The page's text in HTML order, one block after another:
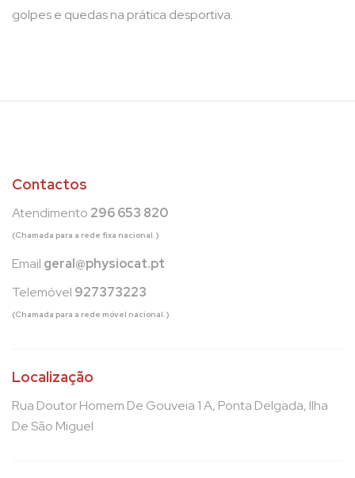
golpes e quedas na prática desportiva.
Contactos
Atendimento 296 653 820
(Chamada para a rede fixa nacional.)
Email geral@physiocat.pt
Telemóvel 927373223
(Chamada para a rede móvel nacional.)
Localização
Rua Doutor Homem De Gouveia 1 A, Ponta Delgada, Ilha
De São Miguel